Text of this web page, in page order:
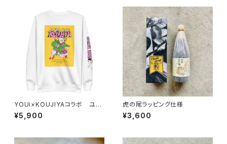
YOUi×KOUJIYAコラボ ユニ
セックス スウェットパーカー
¥5,900
虎の尾ラッピング仕様
¥3,600